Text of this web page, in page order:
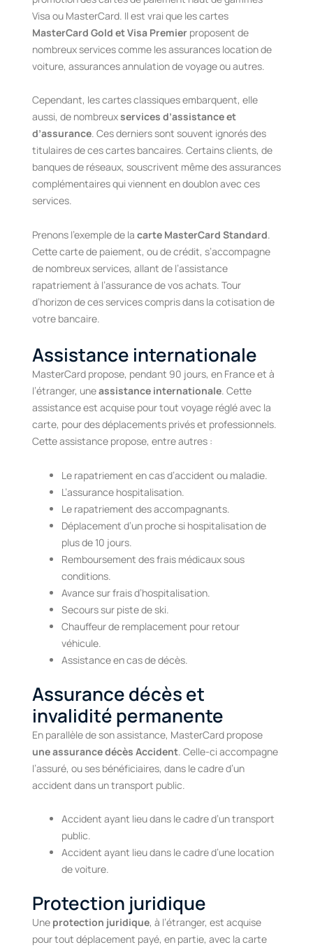
Visa ou MasterCard. Il est vrai que les cartes
MasterCard Gold et Visa Premier proposent de
nombreux services comme les assurances location de
voiture, assurances annulation de voyage ou autres.
Cependant, les cartes classiques embarquent, elle
aussi, de nombreuxservices d’assistance et
d’assurance. Ces derniers sont souvent ignorés des
titulaires de ces cartes bancaires. Certains clients, de
banques de réseaux, souscrivent même des assurances
complémentaires qui viennent en doublon avec ces
services.
Prenons l’exemple de la carte MasterCard Standard
Cette carte de paiement, ou de crédit, s’accompagne
de nombreux services, allant de l’assistance
rapatriement à l’assurance de vos achats. Tour
d’horizon de ces services compris dans la cotisation de
votre bancaire.
Assistance internationale
MasterCard propose, pendant 90 jours, en France et à
l’étranger, uneassistance internationale. Cette
assistance est acquise pour tout voyage réglé avec la
carte, pour des déplacements privés et professionnels.
Cette assistance propose, entre autres :
Le rapatriement en cas d’accident ou maladie.
L’assurance hospitalisation.
Le rapatriement des accompagnants.
Déplacement d’un proche si hospitalisation de
plus de 10 jours.
Remboursement des frais médicaux sous
conditions.
Avance sur frais d’hospitalisation.
Secours sur piste de ski.
Chauffeur de remplacement pour retour
véhicule.
Assistance en cas de décès.
Assurance décès et
invalidité permanente
En parallèle de son assistance, MasterCard propose
une assurance décès Accident . Celle-ci accompagne
l’assuré, ou ses bénéficiaires, dans le cadre d’un
accident dans un transport public.
Accident ayant lieu dans le cadre d’un transport
public.
Accident ayant lieu dans le cadre d’une location
de voiture.
Protection juridique
Une protection juridique, à l’étranger, est acquise
pour tout déplacement payé, en partie, avec la carte